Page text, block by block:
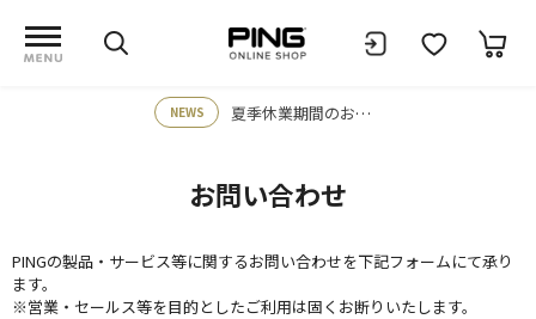
NEWS 夏季休業期間のお知らせ
お問い合わせ
PINGの製品・サービス等に関するお問い合わせを下記フォームにて承り
ます。
※営業・セールス等を目的としたご利用は固くお断りいたします。